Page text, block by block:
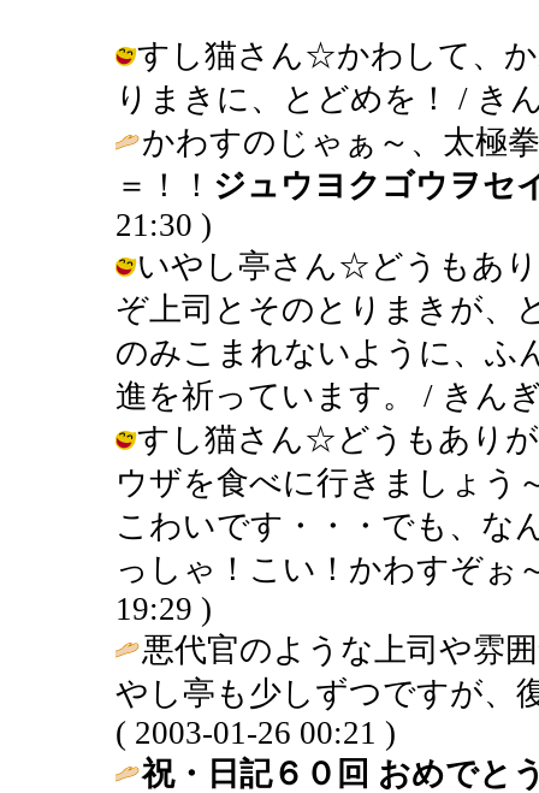
すし猫さん☆かわして、
りまきに、とどめを！ / き
かわすのじゃぁ～、太極
＝！！ ジュウヨクゴウヲセ
21:30 )
いやし亭さん☆どうもあ
ぞ上司とそのとりまきが、
のみこまれないように、ふ
進を祈っています。 / きん
すし猫さん☆どうもあり
ウザを食べに行きましょ
こわいです・・・でも、な
っしゃ！こい！かわすぞぉ
19:29 )
悪代官のような上司や雰
やし亭も少しずつですが、
( 2003-01-26 00:21 )
祝・日記６０回 おめでと